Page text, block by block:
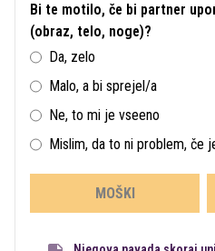
Bi te motilo, če bi partner
(obraz, telo, noge)?
Da, zelo
Malo, a bi sprejel/a
Ne, to mi je vseeno
Mislim, da to ni problem, če
MOŠKI